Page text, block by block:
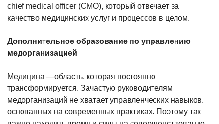
chief medical officer (CMO), который отвечает за
качество медицинских услуг и процессов в целом.
Дополнительное образование по управлению
медорганизацией
Медицина —область, которая постоянно
трансформируется. Зачастую руководителям
медорганизаций не хватает управленческих навыков,
основанных на современных практиках. Поэтому так